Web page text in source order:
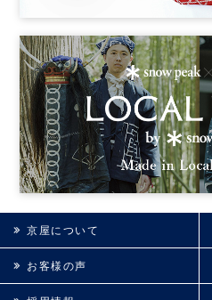
京屋について
お客様の声